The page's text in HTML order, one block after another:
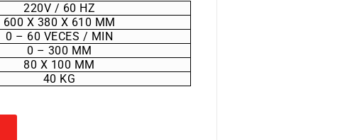
220V / 60 HZ
600 X 380 X 610 MM
0 – 60 VECES / MIN
0 – 300 MM
80 X 100 MM
40 KG